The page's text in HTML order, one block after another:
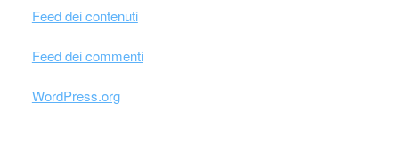
Feed dei contenuti
Feed dei commenti
WordPress.org